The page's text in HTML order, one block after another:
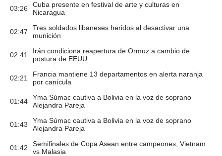
03:26
Cuba presente en festival de arte y culturas en
Nicaragua
02:47
Tres soldados libaneses heridos al desactivar una
munición
02:41
Irán condiciona reapertura de Ormuz a cambio de
postura de EEUU
02:21
Francia mantiene 13 departamentos en alerta naranja
por canícula
01:44
Yma Súmac cautiva a Bolivia en la voz de soprano
Alejandra Pareja
01:43
Yma Súmac cautiva a Bolivia en la voz de soprano
Alejandra Pareja
01:42
Semifinales de Copa Asean entre campeones, Vietnam
vs Malasia